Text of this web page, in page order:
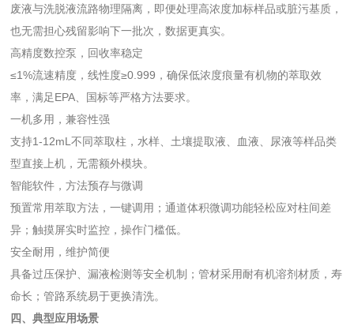
废液与洗脱液流路物理隔离，即便处理高浓度加标样品或脏污基质，
也无需担心残留影响下一批次，数据更真实。
高精度数控泵，回收率稳定
≤1%流速精度，线性度≥0.999，确保低浓度痕量有机物的萃取效
率，满足EPA、国标等严格方法要求。
一机多用，兼容性强
支持1-12mL不同萃取柱，水样、土壤提取液、血液、尿液等样品类
型直接上机，无需额外模块。
智能软件，方法预存与微调
预置常用萃取方法，一键调用；通道体积微调功能轻松应对柱间差
异；触摸屏实时监控，操作门槛低。
安全耐用，维护简便
具备过压保护、漏液检测等安全机制；管材采用耐有机溶剂材质，寿
命长；管路系统易于更换清洗。
四、典型应用场景